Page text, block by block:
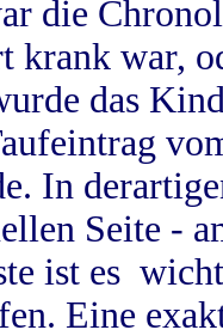
die
krank war,
das
In
Seite -
ist es
Eine